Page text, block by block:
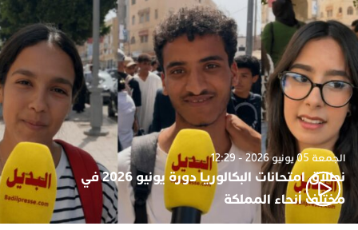
الجمعة 05 يونيو 2026 - 12:29
نطلاق امتحانات البكالوريا دورة يونيو 2026 في
مختلف أنحاء المملكة